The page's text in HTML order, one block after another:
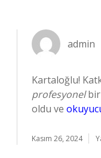
admin
Kartaloğlu!
profesyonelbir
oldu ve
Kasım 26, 2024